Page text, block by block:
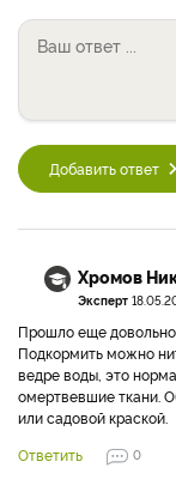
Добавить ответ
Хромов
Эксперт
Прошло еще
Подкормить можно
ведре воды, это
омертвевшие ткани.
или садовой краской.
Ответить
0